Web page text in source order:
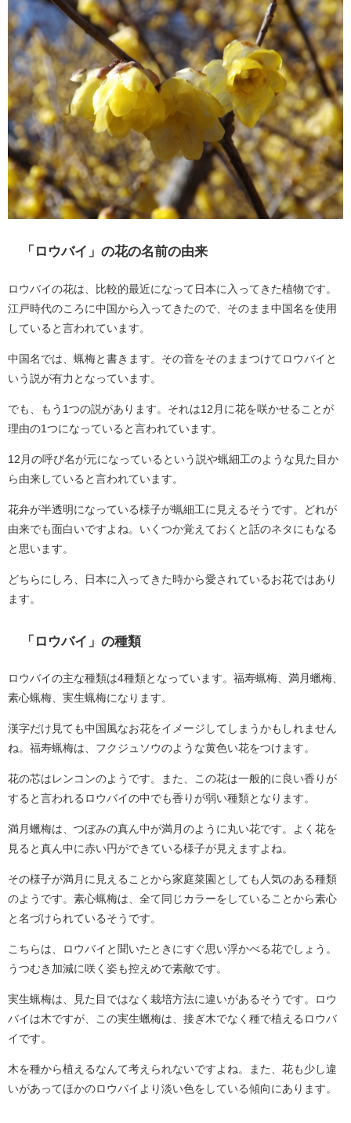
「ロウバイ」の花の名前の由来
ロウバイの花は、比較的最近になって日本に入ってきた植物です。
江戸時代のころに中国から入ってきたので、そのまま中国名を使用
していると言われています。
中国名では、蝋梅と書きます。その音をそのままつけてロウバイと
いう説が有力となっています。
でも、もう1つの説があります。それは12月に花を咲かせることが
理由の1つになっていると言われています。
12月の呼び名が元になっているという説や蝋細工のような見た目か
ら由来していると言われています。
花弁が半透明になっている様子が蝋細工に見えるそうです。どれが
由来でも面白いですよね。いくつか覚えておくと話のネタにもなる
と思います。
どちらにしろ、日本に入ってきた時から愛されているお花ではあり
ます。
「ロウバイ」の種類
ロウバイの主な種類は4種類となっています。福寿蝋梅、満月蠟梅、
素心蝋梅、実生蝋梅になります。
漢字だけ見ても中国風なお花をイメージしてしまうかもしれません
ね。福寿蝋梅は、フクジュソウのような黄色い花をつけます。
花の芯はレンコンのようです。また、この花は一般的に良い香りが
すると言われるロウバイの中でも香りが弱い種類となります。
満月蠟梅は、つぼみの真ん中が満月のように丸い花です。よく花を
見ると真ん中に赤い円ができている様子が見えますよね。
その様子が満月に見えることから家庭菜園としても人気のある種類
のようです。素心蝋梅は、全て同じカラーをしていることから素心
と名づけられているそうです。
こちらは、ロウバイと聞いたときにすぐ思い浮かべる花でしょう。
うつむき加減に咲く姿も控えめで素敵です。
実生蝋梅は、見た目ではなく栽培方法に違いがあるそうです。ロウ
バイは木ですが、この実生蠟梅は、接ぎ木でなく種で植えるロウバ
イです。
木を種から植えるなんて考えられないですよね。また、花も少し違
いがあってほかのロウバイより淡い色をしている傾向にあります。